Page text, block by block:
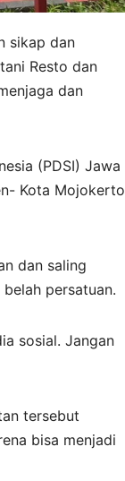
sikap dan
Resto dan
dan
(PDSI) Jawa
Kota Mojokerto
dan saling
persatuan.
sosial. Jangan
tersebut
bisa menjadi